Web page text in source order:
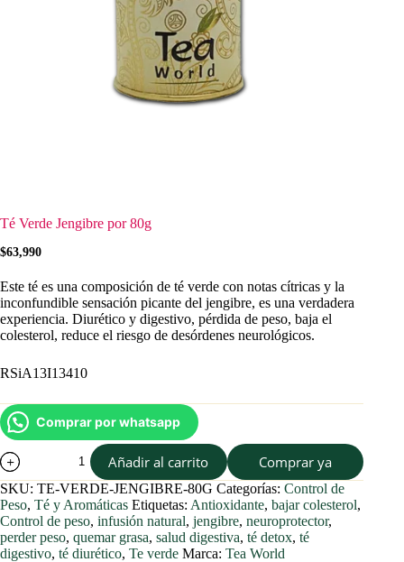
Té Verde Jengibre por 80g
$63,990
Este té es una composición de té verde con notas cítricas y la
inconfundible sensación picante del jengibre, es una verdadera
experiencia. Diurético y digestivo, pérdida de peso, baja el
colesterol, reduce el riesgo de desórdenes neurológicos.
RSiA13I13410
Comprar por whatsapp
Té
Verde
Jengibre
por
80g
cantidad
Añadir al carrito Comprar ya
SKU: TE-VERDE-JENGIBRE-80G Categorías: Control de
Peso, Té y Aromáticas Etiquetas: Antioxidante, bajar colesterol,
Control de peso, infusión natural, jengibre, neuroprotector,
perder peso, quemar grasa, salud digestiva, té detox, té
digestivo, té diurético, Te verde Marca: Tea World